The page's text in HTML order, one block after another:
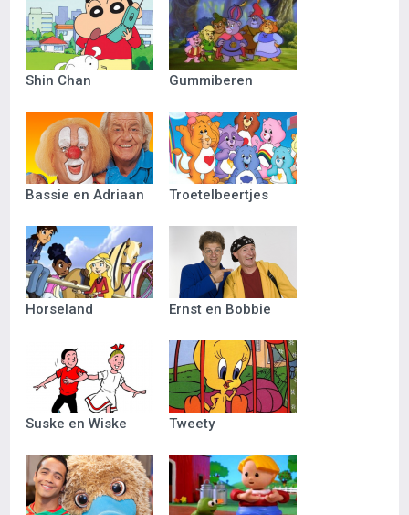
Shin Chan Gummiberen
Bassie en Adriaan Troetelbeertjes
Horseland Ernst en Bobbie
Suske en Wiske Tweety